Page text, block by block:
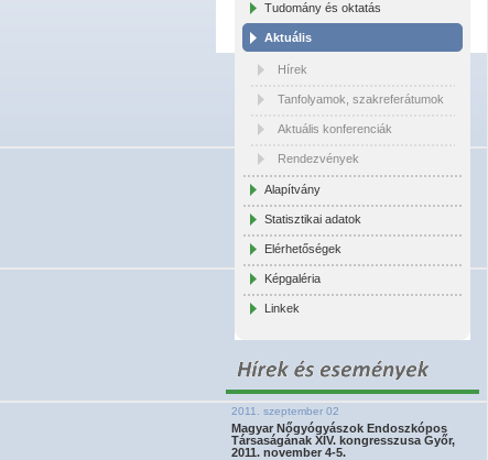
Tudomány és oktatás
Aktuális
Hírek
Tanfolyamok, szakreferátumok
Aktuális konferenciák
Rendezvények
Alapítvány
Statisztikai adatok
Elérhetőségek
Képgaléria
Linkek
2011. szeptember 02
Magyar Nőgyógyászok Endoszkópos
Társaságának XIV. kongresszusa Győr,
2011. november 4-5.